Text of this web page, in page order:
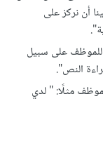
أن نركز على
على سبيل
النص".
مثلًا: " لدي